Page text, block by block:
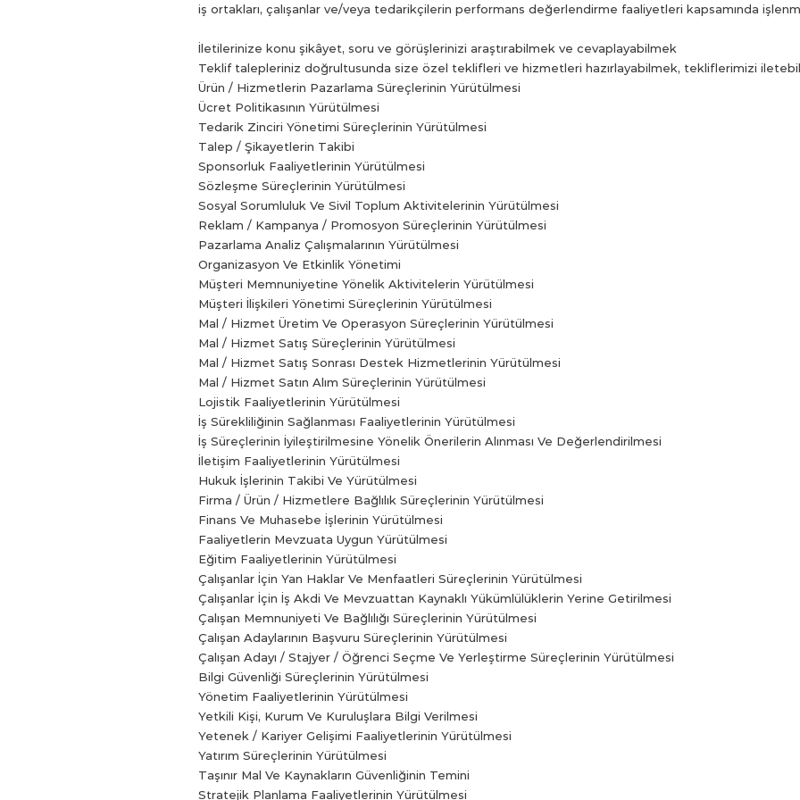
iş ortakları, çalışanlar ve/veya tedarikçilerin performans değerlendirme faaliyetleri kapsamında
İletilerinize konu şikâyet, soru ve görüşlerinizi araştırabilmek ve cevaplayabilmek
Teklif talepleriniz doğrultusunda size özel teklifleri ve hizmetleri hazırlayabilmek, tekliflerimizi
Ürün / Hizmetlerin Pazarlama Süreçlerinin Yürütülmesi
Ücret Politikasının Yürütülmesi
Tedarik Zinciri Yönetimi Süreçlerinin Yürütülmesi
Talep / Şikayetlerin Takibi
Sponsorluk Faaliyetlerinin Yürütülmesi
Sözleşme Süreçlerinin Yürütülmesi
Sosyal Sorumluluk Ve Sivil Toplum Aktivitelerinin Yürütülmesi
Reklam / Kampanya / Promosyon Süreçlerinin Yürütülmesi
Pazarlama Analiz Çalışmalarının Yürütülmesi
Organizasyon Ve Etkinlik Yönetimi
Müşteri Memnuniyetine Yönelik Aktivitelerin Yürütülmesi
Müşteri İlişkileri Yönetimi Süreçlerinin Yürütülmesi
Mal / Hizmet Üretim Ve Operasyon Süreçlerinin Yürütülmesi
Mal / Hizmet Satış Süreçlerinin Yürütülmesi
Mal / Hizmet Satış Sonrası Destek Hizmetlerinin Yürütülmesi
Mal / Hizmet Satın Alım Süreçlerinin Yürütülmesi
Lojistik Faaliyetlerinin Yürütülmesi
İş Sürekliliğinin Sağlanması Faaliyetlerinin Yürütülmesi
İş Süreçlerinin İyileştirilmesine Yönelik Önerilerin Alınması Ve Değerlendirilmesi
İletişim Faaliyetlerinin Yürütülmesi
Hukuk İşlerinin Takibi Ve Yürütülmesi
Firma / Ürün / Hizmetlere Bağlılık Süreçlerinin Yürütülmesi
Finans Ve Muhasebe İşlerinin Yürütülmesi
Faaliyetlerin Mevzuata Uygun Yürütülmesi
Eğitim Faaliyetlerinin Yürütülmesi
Çalışanlar İçin Yan Haklar Ve Menfaatleri Süreçlerinin Yürütülmesi
Çalışanlar İçin İş Akdi Ve Mevzuattan Kaynaklı Yükümlülüklerin Yerine Getirilmesi
Çalışan Memnuniyeti Ve Bağlılığı Süreçlerinin Yürütülmesi
Çalışan Adaylarının Başvuru Süreçlerinin Yürütülmesi
Çalışan Adayı / Stajyer / Öğrenci Seçme Ve Yerleştirme Süreçlerinin Yürütülmesi
Bilgi Güvenliği Süreçlerinin Yürütülmesi
Yönetim Faaliyetlerinin Yürütülmesi
Yetkili Kişi, Kurum Ve Kuruluşlara Bilgi Verilmesi
Yetenek / Kariyer Gelişimi Faaliyetlerinin Yürütülmesi
Yatırım Süreçlerinin Yürütülmesi
Taşınır Mal Ve Kaynakların Güvenliğinin Temini
Stratejik Planlama Faaliyetlerinin Yürütülmesi